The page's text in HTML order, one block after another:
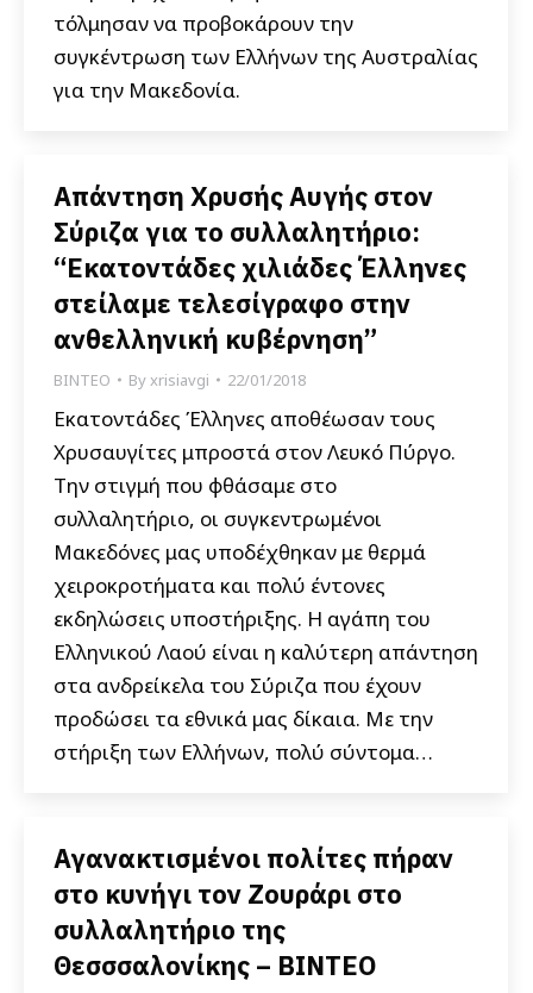
τόλμησαν να προβοκάρουν την
συγκέντρωση των Ελλήνων της Αυστραλίας
για την Μακεδονία.
Απάντηση Χρυσής Αυγής στον
Σύριζα για το συλλαλητήριο:
“Εκατοντάδες χιλιάδες Έλληνες
στείλαμε τελεσίγραφο στην
ανθελληνική κυβέρνηση”
ΒΙΝΤΕΟ Byxrisiavgi 22/01/2018
Εκατοντάδες Έλληνες αποθέωσαν τους
Χρυσαυγίτες μπροστά στον Λευκό Πύργο.
Την στιγμή που φθάσαμε στο
συλλαλητήριο, οι συγκεντρωμένοι
Μακεδόνες μας υποδέχθηκαν με θερμά
χειροκροτήματα και πολύ έντονες
εκδηλώσεις υποστήριξης. Η αγάπη του
Ελληνικού Λαού είναι η καλύτερη απάντηση
στα ανδρείκελα του Σύριζα που έχουν
προδώσει τα εθνικά μας δίκαια. Με την
στήριξη των Ελλήνων, πολύ σύντομα…
Αγανακτισμένοι πολίτες πήραν
στο κυνήγι τον Ζουράρι στο
συλλαλητήριο της
Θεσσσαλονίκης – BINTEO